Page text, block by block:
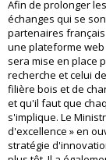
Afin de prolonger
échanges qui se
partenaires
une plateforme web
sera mise en place
recherche et celui
filière bois et de
et qu'il faut que
s'implique. Le
d'excellence » en
stratégie